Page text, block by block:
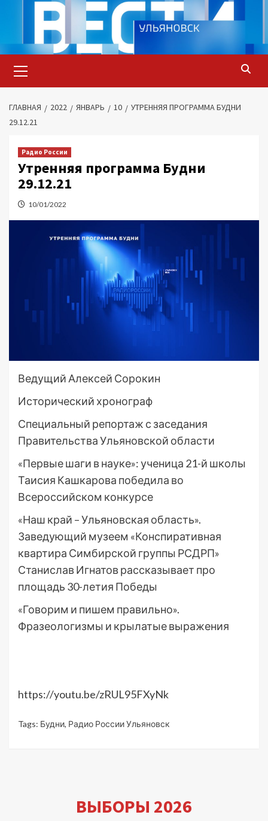
содержимому
меню
ГЛАВНАЯ 2022 ЯНВАРЬ 10
УТРЕННЯЯ ПРОГРАММА БУДНИ
29.12.21
Радио России
Утренняя программа Будни
29.12.21
10/01/2022
Ведущий Алексей Сорокин
Исторический хронограф
Специальный репортаж с заседания
Правительства Ульяновской области
«Первые шаги в науке»: ученица 21-й школы
Таисия Кашкарова победила во
Всероссийском конкурсе
«Наш край – Ульяновская область».
Заведующий музеем «Конспиративная
квартира Симбирской группы РСДРП»
Станислав Игнатов рассказывает про
площадь 30-летия Победы
«Говорим и пишем правильно».
Фразеологизмы и крылатые выражения
https://youtu.be/zRUL95FXyNk
Tags: Будни, Радио России Ульяновск
ВЫБОРЫ 2026